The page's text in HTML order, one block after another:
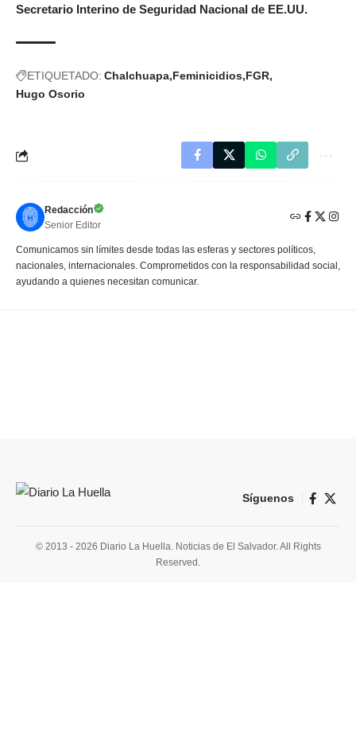
Secretario Interino de Seguridad Nacional de EE.UU.
ETIQUETADO: Chalchuapa Feminicidios FGR
Hugo Osorio
Redacción
Senior Editor
Comunicamos sin límites desde todas las esferas y sectores políticos,
nacionales, internacionales. Comprometidos con la responsabilidad social,
ayudando a quienes necesitan comunicar.
Síguenos
© 2013 - 2026 Diario La Huella. Noticias de El Salvador. All Rights
Reserved.